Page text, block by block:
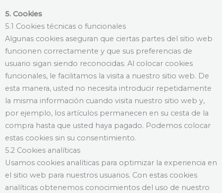
5. Cookies
5.1 Cookies técnicas o funcionales
Algunas cookies aseguran que ciertas partes del sitio web
funcionen correctamente y que sus preferencias de
usuario sigan siendo reconocidas. Al colocar cookies
funcionales, le facilitamos la visita a nuestro sitio web. De
esta manera, usted no necesita introducir repetidamente
la misma información cuando visita nuestro sitio web y,
por ejemplo, los artículos permanecen en su cesta de la
compra hasta que usted haya pagado. Podemos colocar
estas cookies sin su consentimiento.
5.2 Cookies analíticas
Usamos cookies analíticas para optimizar la experiencia en
el sitio web para nuestros usuarios. Con estas cookies
analíticas obtenemos conocimientos del uso de nuestro